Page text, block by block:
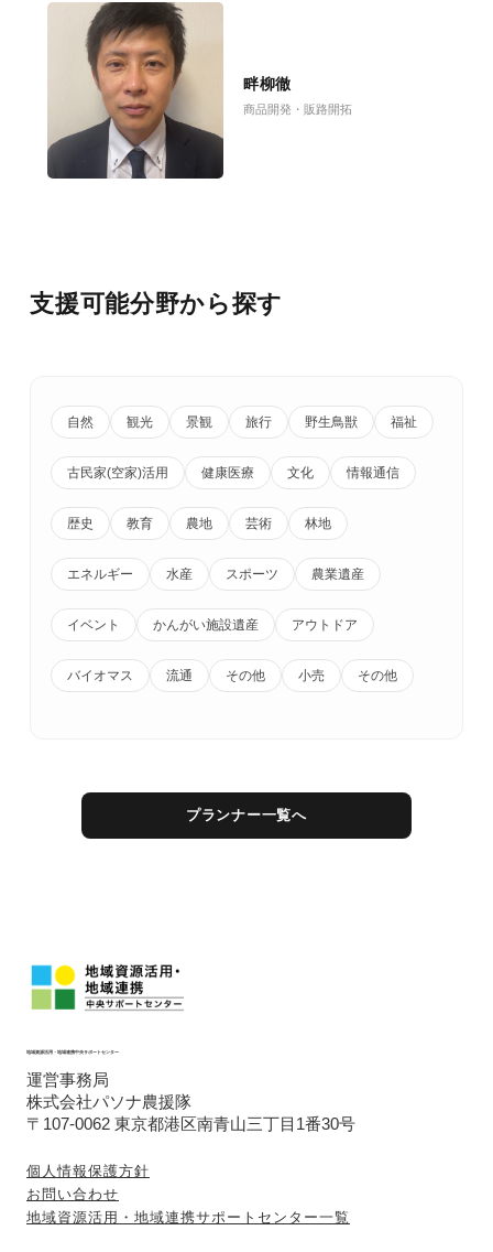
畔柳徹
商品開発・販路開拓
支援可能分野から探す
自然 観光 景観 旅行 野生鳥獣 福祉
古民家(空家)活用 健康医療 文化 情報通信
歴史 教育 農地 芸術 林地
エネルギー 水産 スポーツ 農業遺産
イベント かんがい施設遺産 アウトドア
バイオマス 流通 その他 小売 その他
プランナー一覧へ
地域資源活用・地域連携中央サポートセンター
運営事務局
株式会社パソナ農援隊
〒107-0062 東京都港区南青山三丁目1番30号
個人情報保護方針
お問い合わせ
地域資源活用・地域連携サポートセンター一覧